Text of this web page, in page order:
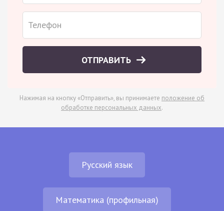
ОТПРАВИТЬ
Нажимая на кнопку «Отправить», вы принимаете положение об
обработке персональных данных.
Русский язык
Математика (профильная)